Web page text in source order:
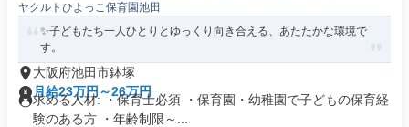
ヤクルトひよっこ保育園池田
✨子どもたち一人ひとりとゆっくり向き合える、あたたかな環境で
す。
大阪府池田市鉢塚
月給23万円～26万円
求める人材: ・保育士必須 ・保育園・幼稚園で子どもの保育経
験のある方 ・年齢制限～...